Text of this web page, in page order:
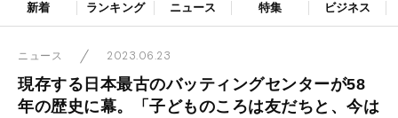
新着 ランキング ニュース 特集 ビジネス
ニュース 2023.06.23
現存する日本最古のバッティングセンターが58
年の歴史に幕。「子どものころは友だちと、今は